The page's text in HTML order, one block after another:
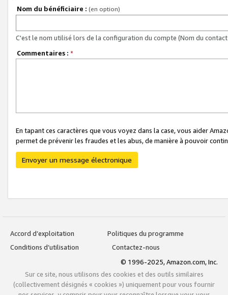
Nom du bénéficiaire : (en option)
C'est le nom utilisé lors de la configuration du compte (Nom du
Commentaires : *
En tapant ces caractères que vous voyez dans la case, vous aider
permet de prévenir les fraudes et les abus, de manière à pouvoir
Envoyer un message électronique
Accord d’exploitation
Politiques du programme
Conditions d’utilisation
Contactez-nous
© 1996-2025, Amazon.com, Inc.
Sur ce site, nous utilisons des cookies et des outils similaires
(collectivement désignés « cookies ») uniquement pour vous fournir